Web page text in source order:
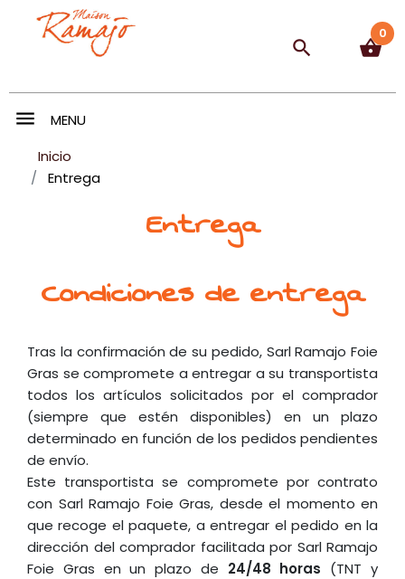
search shopping_basket
0
menu
MENU
Inicio
Entrega
Entrega
Condiciones de entrega
Tras la confirmación de su pedido, Sarl Ramajo Foie
Gras se compromete a entregar a su transportista
todos los artículos solicitados por el comprador
(siempre que estén disponibles) en un plazo
determinado en función de los pedidos pendientes
de envío.
Este transportista se compromete por contrato
con Sarl Ramajo Foie Gras, desde el momento en
que recoge el paquete, a entregar el pedido en la
dirección del comprador facilitada por Sarl Ramajo
Foie Gras en un plazo de 24/48 horas (TNT y